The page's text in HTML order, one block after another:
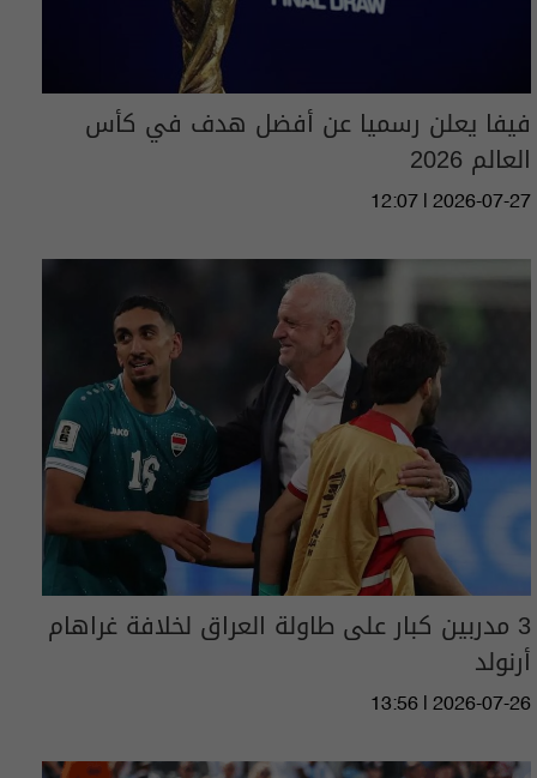
فيفا يعلن رسميا عن أفضل هدف في كأس
العالم 2026
12:07 | 2026-07-27
3 مدربين كبار على طاولة العراق لخلافة غراهام
أرنولد
13:56 | 2026-07-26